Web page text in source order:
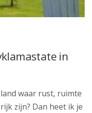
in
waar rust, ruimte
zijn? Dan heet ik je